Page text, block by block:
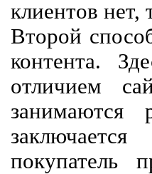
клиентов нет,
Второй
контента.
отличием
занимаются
покупатель